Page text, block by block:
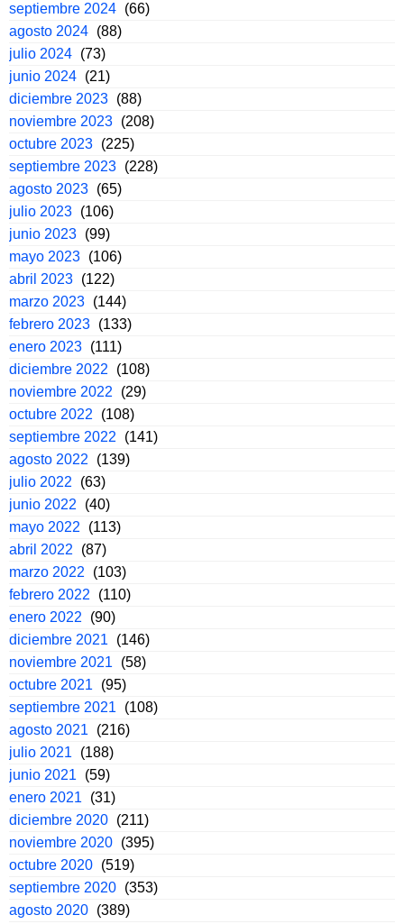
septiembre 2024 (66)
agosto 2024 (88)
julio 2024 (73)
junio 2024 (21)
diciembre 2023 (88)
noviembre 2023 (208)
octubre 2023 (225)
septiembre 2023 (228)
agosto 2023 (65)
julio 2023 (106)
junio 2023 (99)
mayo 2023 (106)
abril 2023 (122)
marzo 2023 (144)
febrero 2023 (133)
enero 2023 (111)
diciembre 2022
(108)
noviembre 2022
(29)
octubre 2022
(108)
septiembre 2022
(141)
agosto 2022
(139)
julio 2022
(63)
junio 2022
(40)
mayo 2022
(113)
abril 2022
(87)
marzo 2022
(103)
febrero 2022
(110)
enero 2022
(90)
diciembre 2021
(146)
noviembre 2021
(58)
octubre 2021
(95)
septiembre 2021
(108)
agosto 2021
(216)
julio 2021
(188)
junio 2021
(59)
enero 2021
(31)
diciembre 2020 (211)
noviembre 2020 (395)
octubre 2020 (519)
septiembre 2020 (353)
agosto 2020 (389)